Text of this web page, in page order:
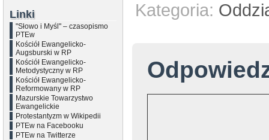
Linki
"Słowo i Myśl" – czasopismo
PTEw
Kościół Ewangelicko-
Augsburski w RP
Kościół Ewangelicko-
Metodystyczny w RP
Kościół Ewangelicko-
Reformowany w RP
Mazurskie Towarzystwo
Ewangelickie
Protestantyzm w Wikipedii
PTEw na Facebooku
PTEw na Twitterze
Kategoria: